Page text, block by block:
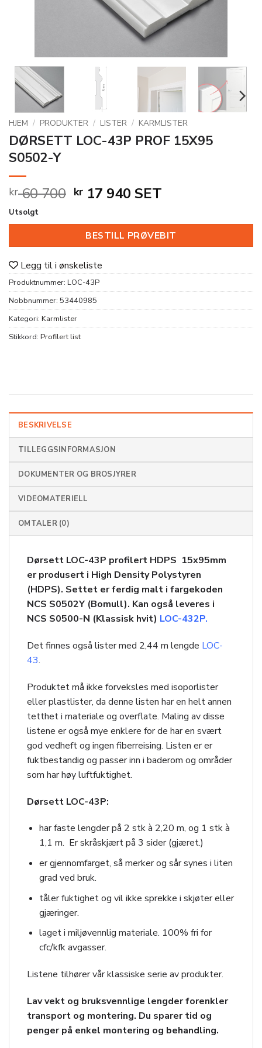
HJEM / PRODUKTER / LISTER / KARMLISTER
DØRSETT LOC-43P PROF 15X95
S0502-Y
kr60 700 Opprinnelig
var:
kr 60
700.
kr 17 940 Nåværende
er:
kr 17
940.
SET
Utsolgt
BESTILL PRØVEBIT
Legg til i ønskeliste
Produktnummer: LOC-43P
Nobbnummer: 53440985
Kategori: Karmlister
Stikkord: Profilert list
BESKRIVELSE
TILLEGGSINFORMASJON
DOKUMENTER OG BROSJYRER
VIDEOMATERIELL
OMTALER (0)
Dørsett LOC-43P profilert HDPS 15x95mm
er produsert i High Density Polystyren
(HDPS). Settet er ferdig malt i fargekoden
NCS S0502Y (Bomull). Kan også leveres i
NCS S0500-N (Klassisk hvit) LOC-432P.
Det finnes også lister med 2,44 m lengde LOC-
43.
Produktet må ikke forveksles med isoporlister
eller plastlister, da denne listen har en helt annen
tetthet i materiale og overflate. Maling av disse
listene er også mye enklere for de har en svært
god vedheft og ingen fiberreising. Listen er er
fuktbestandig og passer inn i baderom og områder
som har høy luftfuktighet.
Dørsett LOC-43P:
har faste lengder på 2 stk à 2,20 m, og 1 stk à
1,1 m. Er skråskjært på 3 sider (gjæret.)
er gjennomfarget, så merker og sår synes i liten
grad ved bruk.
tåler fuktighet og vil ikke sprekke i skjøter eller
gjæringer.
laget i miljøvennlig materiale. 100% fri for
cfc/kfk avgasser.
Listene tilhører vår klassiske serie av produkter.
Lav vekt og bruksvennlige lengder forenkler
transport og montering. Du sparer tid og
penger på enkel montering og behandling.